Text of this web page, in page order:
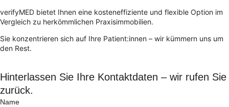
verifyMED bietet Ihnen eine kosteneffiziente und flexible Option im
Vergleich zu herkömmlichen Praxisimmobilien.
Sie konzentrieren sich auf Ihre Patient:innen – wir kümmern uns um
den Rest.
Hinterlassen Sie Ihre Kontaktdaten – wir rufen Sie
zurück.
Name